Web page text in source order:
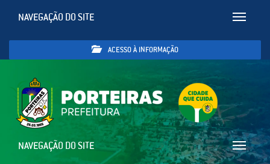
Toggle
NAVEGAÇÃO DO SITE
ACESSO À INFORMAÇÃO
Toggle
NAVEGAÇÃO DO SITE